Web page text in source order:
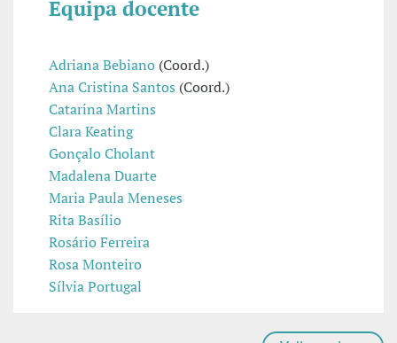
Equipa docente
Adriana Bebiano (Coord.)
Ana Cristina Santos (Coord.)
Catarina Martins
Clara Keating
Gonçalo Cholant
Madalena Duarte
Maria Paula Meneses
Rita Basílio
Rosário Ferreira
Rosa Monteiro
Sílvia Portugal